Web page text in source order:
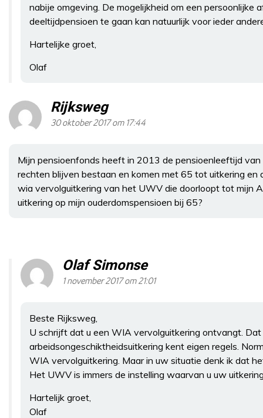
nabije omgeving. De mogelijkheid om een
deeltijdpensioen te gaan kan natuurlijk voor ieder
Hartelijke groet,
Olaf
Rijksweg
30 oktober 2017 om 17:44
Mijn pensioenfonds heeft in 2013 de pensioenleeftijd
rechten blijven bestaan en komen met 65 tot uitkering en
wia vervolguitkering van het UWV die doorloopt tot mijn
uitkering op mijn ouderdomspensioen bij 65?
Olaf Simonse
1 november 2017 om 21:01
Beste Rijksweg,
U schrijft dat u een WIA vervolguitkering ontvangt.
arbeidsongeschiktheidsuitkering kent eigen regels.
WIA vervolguitkering. Maar in uw situatie denk ik dat
Het UWV is immers de instelling waarvan u uw
Hartelijk groet,
Olaf